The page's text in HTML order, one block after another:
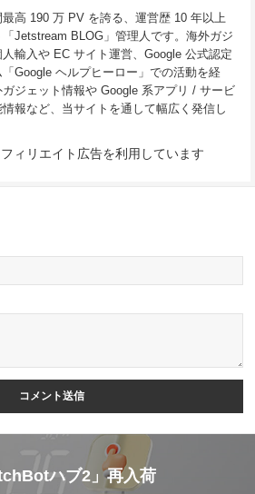
高 190 万 PV を誇る、運営歴 10 年以上
Jetstream BLOG」管理人です。海外ガジ
人輸入や EC サイト運営、Google 公式認定
「Google ヘルプヒーロー」での活動を経
ジェット情報や Google 系アプリ / サービ
報など、当サイトを通して幅広く発信し
ィリエイト広告を利用しています
ハブ2」再入荷